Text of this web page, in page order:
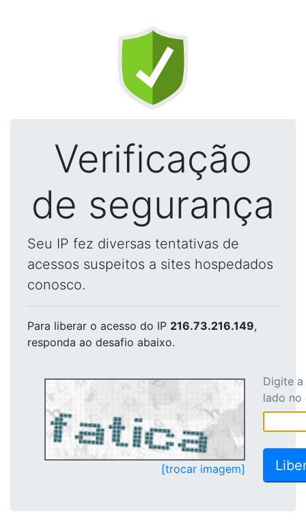
Verificação
de segurança
Seu IP fez diversas tentativas de
acessos suspeitos a sites hospedados
conosco.
Para liberar o acesso do IP 216.73.216.149,
responda ao desafio abaixo.
[trocar imagem]
Digite
lado no